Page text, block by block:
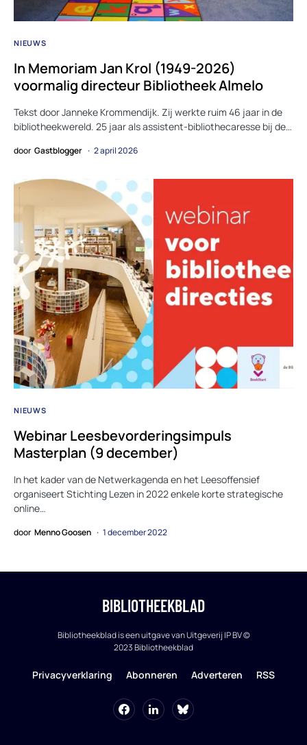
NIEUWS
In Memoriam Jan Krol (1949-2026)
voormalig directeur Bibliotheek Almelo
Tekst door Janneke Krommendijk. Zij werkte ruim 46 jaar in de
bibliotheekwereld. 25 jaar als assistent-bibliothecaresse bij de…
door Gastblogger 2 april 2026
NIEUWS
Webinar Leesbevorderingsimpuls
Masterplan (9 december)
In het kader van de Netwerkagenda en het Leesoffensief
organiseert Stichting Lezen in 2022 enkele korte strategische
online…
door Menno Goosen 1 december 2022
BIBLIOTHEEKBLAD
Bibliotheekblad is een uitgave van Uitgeverij IP BV ©
2023 Bibliotheekblad
Privacyverklaring Abonneren Adverteren RSS